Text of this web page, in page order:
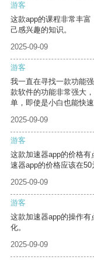
游客
这款app的课程非常丰
己感兴趣的知识。
2025-09-09
游客
我一直在寻找一款功能
款软件的功能非常强大
单，即使是小白也能快速
2025-09-09
游客
这款加速器app的价格
速器app的价格应该在50
2025-09-09
游客
这款加速器app的操作
化。
2025-09-09